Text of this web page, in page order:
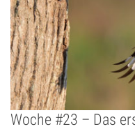
Woche #23 – Das